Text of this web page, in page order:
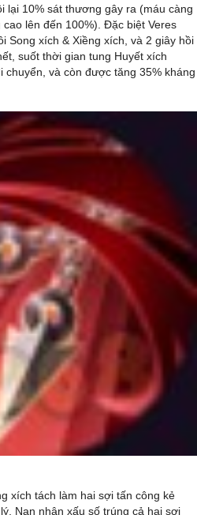
lại 10% sát thương gây ra (máu càng
lên đến 100%). Đặc biệt Veres
Song xích & Xiềng xích, và 2 giây hồi
suốt thời gian tung Huyết xích
chuyển, và còn được tăng 35% kháng
xích tách làm hai sợi tấn công kẻ
Nạn nhân xấu số trúng cả hai sợi